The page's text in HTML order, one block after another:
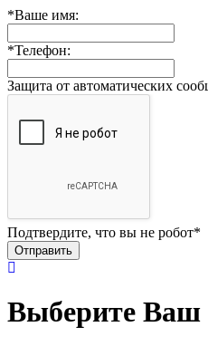
*Ваше имя:
*Телефон:
Защита от автоматических
Подтвердите, что вы не робот*
Выберите Ваш